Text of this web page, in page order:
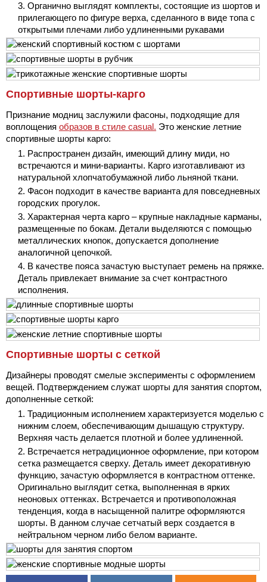
Органично выглядят комплекты, состоящие из шортов и
прилегающего по фигуре верха, сделанного в виде топа с
открытыми плечами либо удлиненными рукавами
Спортивные шорты-карго
Признание модниц заслужили фасоны, подходящие для
воплощения образов в стиле casual. Это женские летние
спортивные шорты карго:
Распространен дизайн, имеющий длину миди, но
встречаются и мини-варианты. Карго изготавливают из
натуральной хлопчатобумажной либо льняной ткани.
Фасон подходит в качестве варианта для повседневных
городских прогулок.
Характерная черта карго – крупные накладные карманы,
размещенные по бокам. Детали выделяются с помощью
металлических кнопок, допускается дополнение
аналогичной цепочкой.
В качестве пояса зачастую выступает ремень на пряжке.
Деталь привлекает внимание за счет контрастного
исполнения.
Спортивные шорты с сеткой
Дизайнеры проводят смелые эксперименты с оформлением
вещей. Подтверждением служат шорты для занятия спортом,
дополненные сеткой:
Традиционным исполнением характеризуется моделью с
нижним слоем, обеспечивающим дышащую структуру.
Верхняя часть делается плотной и более удлиненной.
Встречается нетрадиционное оформление, при котором
сетка размещается сверху. Деталь имеет декоративную
функцию, зачастую оформляется в контрастном оттенке.
Оригинально выглядит сетка, выполненная в ярких
неоновых оттенках. Встречается и противоположная
тенденция, когда в насыщенной палитре оформляются
шорты. В данном случае сетчатый верх создается в
нейтральном черном либо белом варианте.